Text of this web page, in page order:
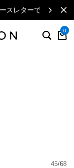
ーポン
0
45/68